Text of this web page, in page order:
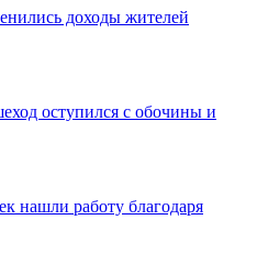
доходы жителей
оступился с обочины и
нашли работу благодаря